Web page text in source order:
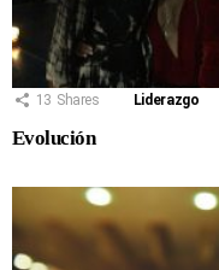
13 Shares Liderazgo
Evolución